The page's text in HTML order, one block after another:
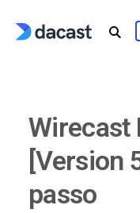
Wirecast
[Version
passo